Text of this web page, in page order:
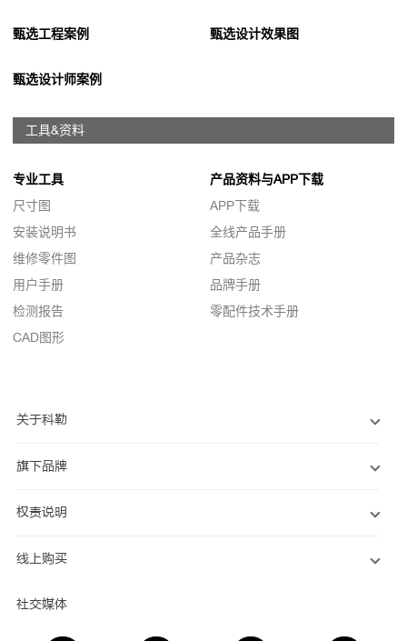
甄选工程案例
甄选设计师案例
甄选设计效果图
工具&资料
专业工具
尺寸图
安装说明书
维修零件图
用户手册
检测报告
CAD图形
产品资料与APP下载
APP下载
全线产品手册
产品杂志
品牌手册
零配件技术手册
关于科勒
旗下品牌
权责说明
线上购买
社交媒体